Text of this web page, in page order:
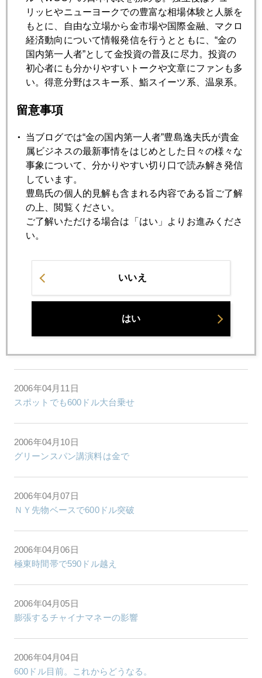
2006年04月24日
原油高の金への影響
2006年04月21日
６１０ドル台へ急反落
2006年04月20日
６４０ドル突破
2006年04月19日
金価格６２０ドル突破
2006年04月18日
原油７０ドル、中国ＧＤＰ１０％、金６１５ドル
2006年04月14日
ＧＦＭＳ社８５０ドル予測の波紋
2006年04月12日
2006年04月11日
スポットでも600ドル大台乗せ
2006年04月10日
グリーンスパン講演料は金で
2006年04月07日
ＮＹ先物ベースで600ドル突破
2006年04月06日
極東時間帯で590ドル越え
2006年04月05日
膨張するチャイナマネーの影響
2006年04月04日
600ドル目前。これからどうなる。
リッヒやニューヨークでの豊富な相場体験と人脈を
もとに、自由な立場から金市場や国際金融、マクロ
経済動向について情報発信を行うとともに、“金の
国内第一人者”として金投資の普及に尽力。投資の
初心者にも分かりやすいトークや文章にファンも多
い。得意分野はスキー系、鮨スイーツ系、温泉系。
留意事項
当ブログでは“金の国内第一人者”豊島逸夫氏が貴金
属ビジネスの最新事情をはじめとした日々の様々な
事象について、分かりやすい切り口で読み解き発信
しています。
豊島氏の個人的見解も含まれる内容である旨ご了解
の上、閲覧ください。
ご了解いただける場合は「はい」よりお進みくださ
い。
いいえ
はい